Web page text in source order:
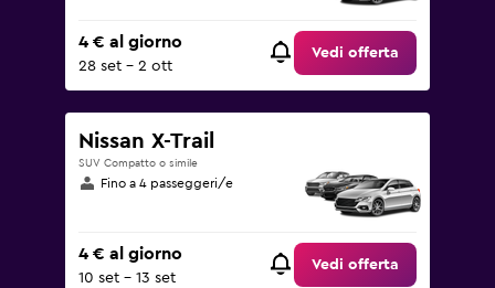
4 € al giorno
28 set - 2 ott
Vedi offerta
Nissan X-Trail
SUV Compatto o simile
Fino a 4 passeggeri/e
4 € al giorno
10 set - 13 set
Vedi offerta